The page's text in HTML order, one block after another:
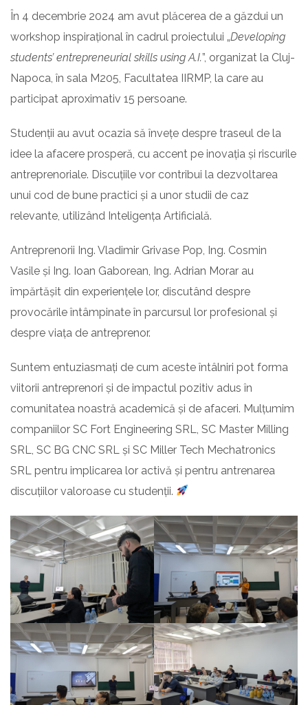
În 4 decembrie 2024 am avut plăcerea de a găzdui un
workshop inspirațional în cadrul proiectului „Developing
students’ entrepreneurial skills using A.I.”, organizat la Cluj-
Napoca, în sala M205, Facultatea IIRMP, la care au
participat aproximativ 15 persoane.
Studenții au avut ocazia să învețe despre traseul de la
idee la afacere prosperă, cu accent pe inovația și riscurile
antreprenoriale. Discuțiile vor contribui la dezvoltarea
unui cod de bune practici și a unor studii de caz
relevante, utilizând Inteligența Artificială.
Antreprenorii Ing. Vladimir Grivase Pop, Ing. Cosmin
Vasile și Ing. Ioan Gaborean, Ing. Adrian Morar au
împărtășit din experiențele lor, discutând despre
provocările întâmpinate în parcursul lor profesional și
despre viața de antreprenor.
Suntem entuziasmați de cum aceste întâlniri pot forma
viitorii antreprenori și de impactul pozitiv adus în
comunitatea noastră academică și de afaceri. Mulțumim
companiilor SC Fort Engineering SRL, SC Master Milling
SRL, SC BG CNC SRL și SC Miller Tech Mechatronics
SRL pentru implicarea lor activă și pentru antrenarea
discuțiilor valoroase cu studenții.